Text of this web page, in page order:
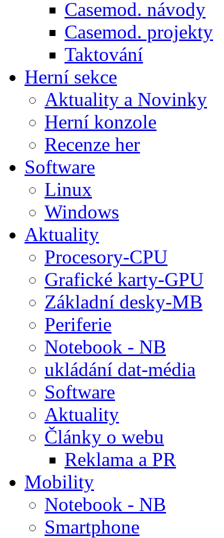
Casemod. návody
Casemod. projekty
Taktování
Herní sekce
Aktuality a Novinky
Herní konzole
Recenze her
Software
Linux
Windows
Aktuality
Procesory-CPU
Grafické karty-GPU
Základní desky-MB
Periferie
Notebook - NB
ukládání dat-média
Software
Aktuality
Články o webu
Reklama a PR
Mobility
Notebook - NB
Smartphone